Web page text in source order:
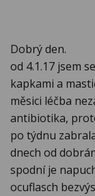
Dobrý den.
od 4.1.17 jsem
kapkami a
měsici léčba
antibiotika,
po týdnu
dnech od
spodní je
ocuflasch